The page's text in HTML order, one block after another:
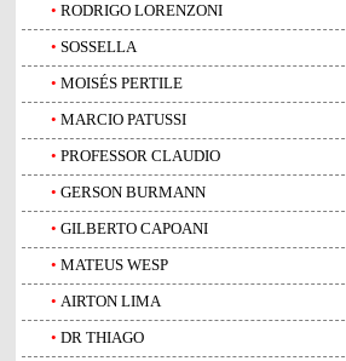
• RODRIGO LORENZONI
• SOSSELLA
• MOISÉS PERTILE
• MARCIO PATUSSI
• PROFESSOR CLAUDIO
• GERSON BURMANN
• GILBERTO CAPOANI
• MATEUS WESP
• AIRTON LIMA
• DR THIAGO